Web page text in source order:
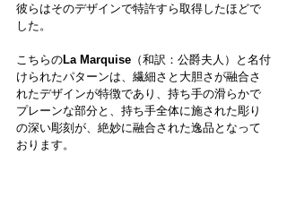
彼らはそのデザインで特許すら取得したほどで
した。
こちらのLa Marquise （和訳：公爵夫人）と名付
けられたパターンは、繊細さと大胆さが融合さ
れたデザインが特徴であり、持ち手の滑らかで
プレーンな部分と、持ち手全体に施された彫り
の深い彫刻が、絶妙に融合された逸品となって
おります。